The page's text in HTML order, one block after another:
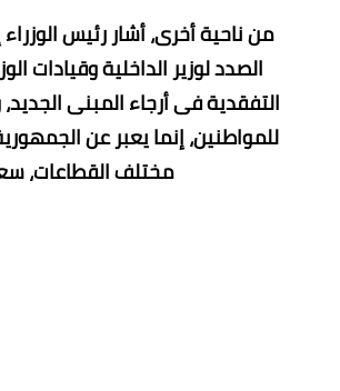
من ناحية أخرى، أشار رئيس
الصدد لوزير الداخلية وقيادات
التفقدية فى أرجاء المبنى
للمواطنين، إنما يعبر عن
مختلف القطاعات،